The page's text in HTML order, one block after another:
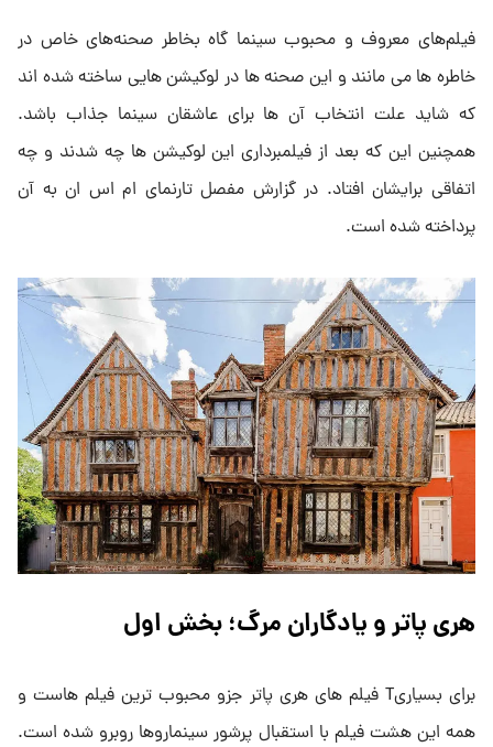
فیلم‌های معروف و محبوب سینما گاه بخاطر صحنه‌های خاص در
خاطره ها می مانند و این صحنه ها در لوکیشن هایی ساخته شده اند
که شاید علت انتخاب آن ها برای عاشقان سینما جذاب باشد.
همچنین این که بعد از فیلمبرداری این لوکیشن ها چه شدند و چه
اتفاقی برایشان افتاد. در گزارش مفصل تارنمای ام اس ان به آن
پرداخته شده است.
هری پاتر و یادگاران مرگ؛ بخش اول
برای بسیاریT فیلم های هری پاتر جزو محبوب ترین فیلم هاست و
همه این هشت فیلم با استقبال پرشور سینماروها روبرو شده است.